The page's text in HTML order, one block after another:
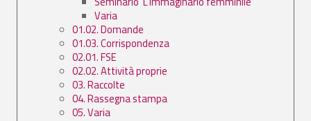
Varia
01.02. Domande
01.03. Corrispondenza
02.01. FSE
02.02. Attività proprie
03. Raccolte
04. Rassegna stampa
05. Varia